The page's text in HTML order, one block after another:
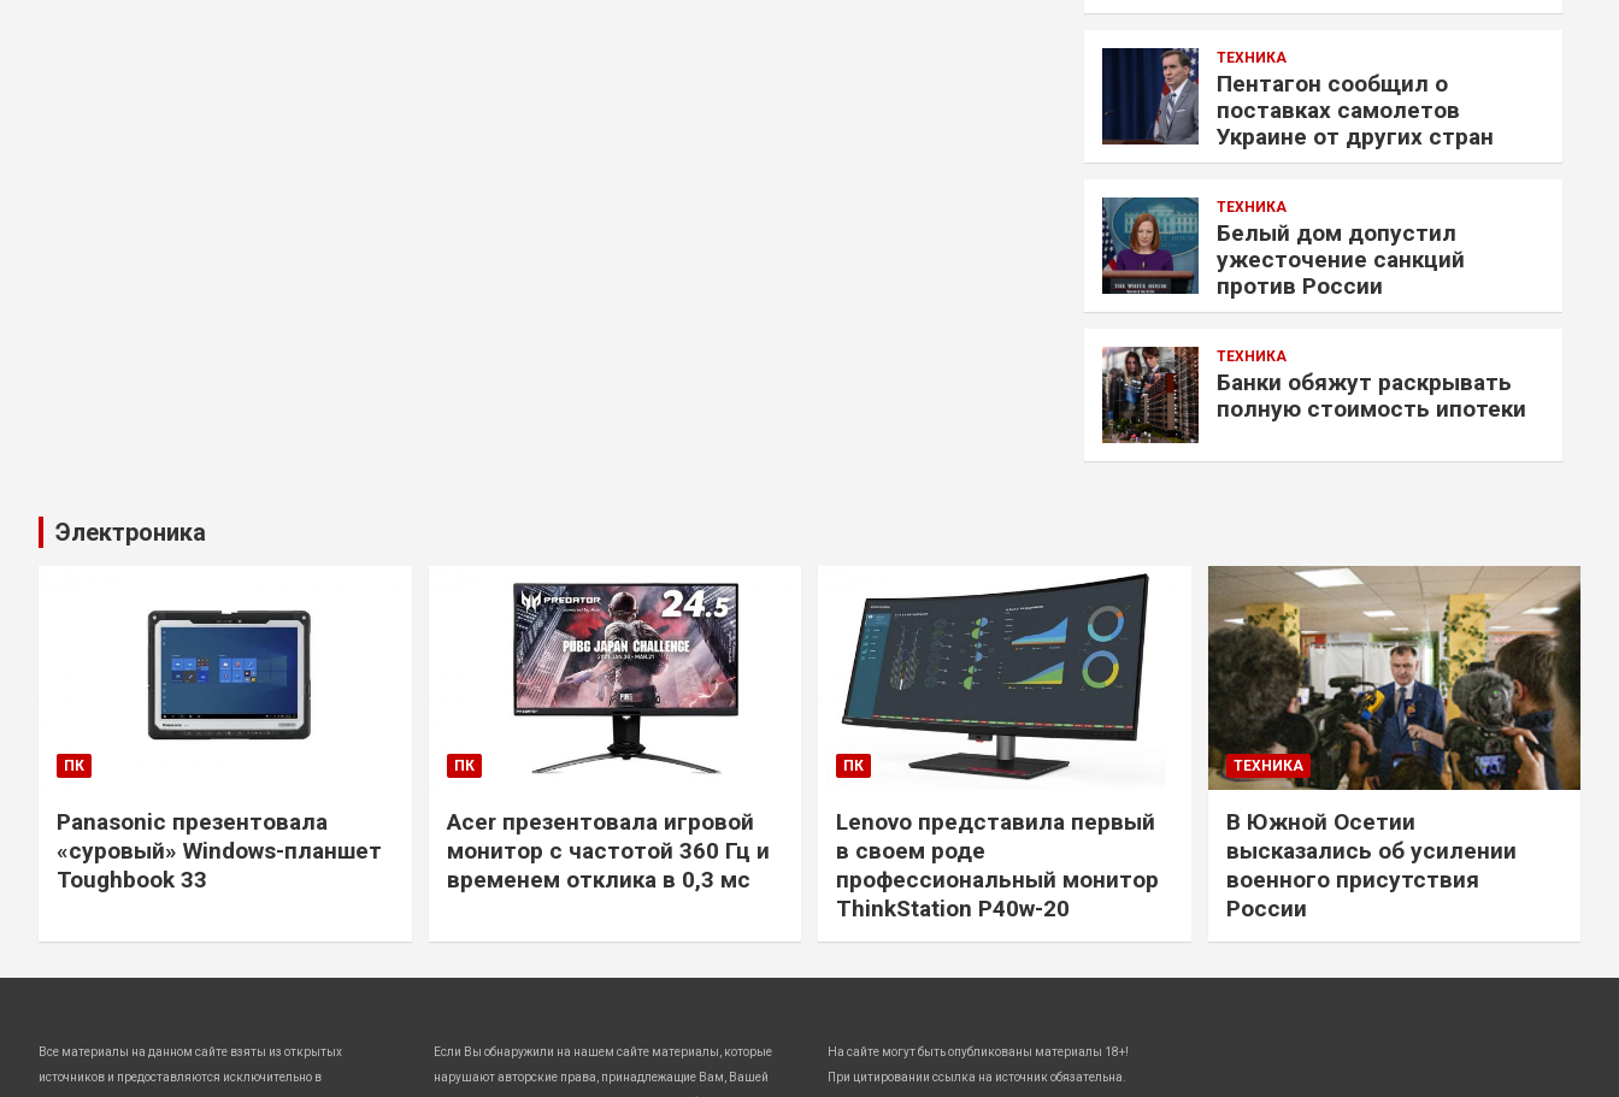
ТЕХНИКА
Пентагон сообщил о
поставках самолетов
Украине от других стран
ТЕХНИКА
Белый дом допустил
ужесточение санкций
против России
ТЕХНИКА
Банки обяжут раскрывать
полную стоимость ипотеки
Электроника
ПК
Panasonic презентовала
«суровый» Windows-планшет
Toughbook 33
ПК
Acer презентовала игровой
монитор с частотой 360 Гц и
временем отклика в 0,3 мс
ПК
Lenovo представила первый
в своем роде
профессиональный монитор
ThinkStation P40w-20
ТЕХНИКА
В Южной Осетии
высказались об усилении
военного присутствия
России
Все материалы на данном сайте взяты из открытых
источников и предоставляются исключительно в
Если Вы обнаружили на нашем сайте материалы, которые
нарушают авторские права, принадлежащие Вам, Вашей
На сайте могут быть опубликованы материалы 18+!
При цитировании ссылка на источник обязательна.